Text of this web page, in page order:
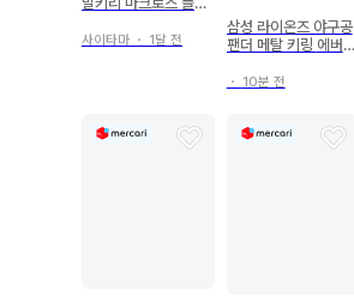
사이타마 ・ 1달 전
삼성 라이온즈 야구공
팬더 메탈 키링 에버랜
・ 10분 전